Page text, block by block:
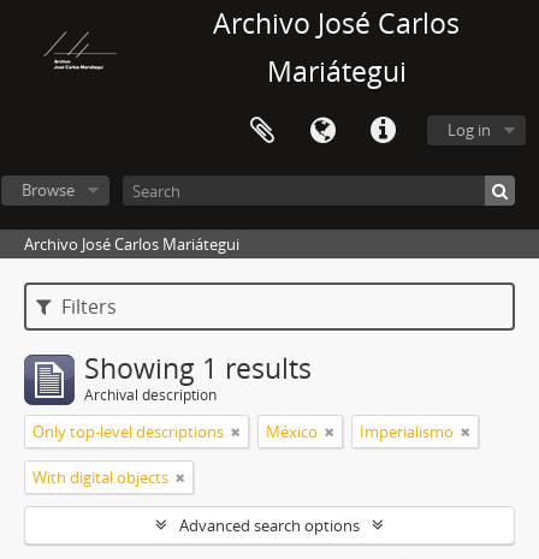
Archivo José Carlos
Mariátegui
Log in
Browse
Archivo José Carlos Mariátegui
Filters
Showing 1 results
Archival description
Only top-level descriptions México Imperialismo
With digital objects
Advanced search options